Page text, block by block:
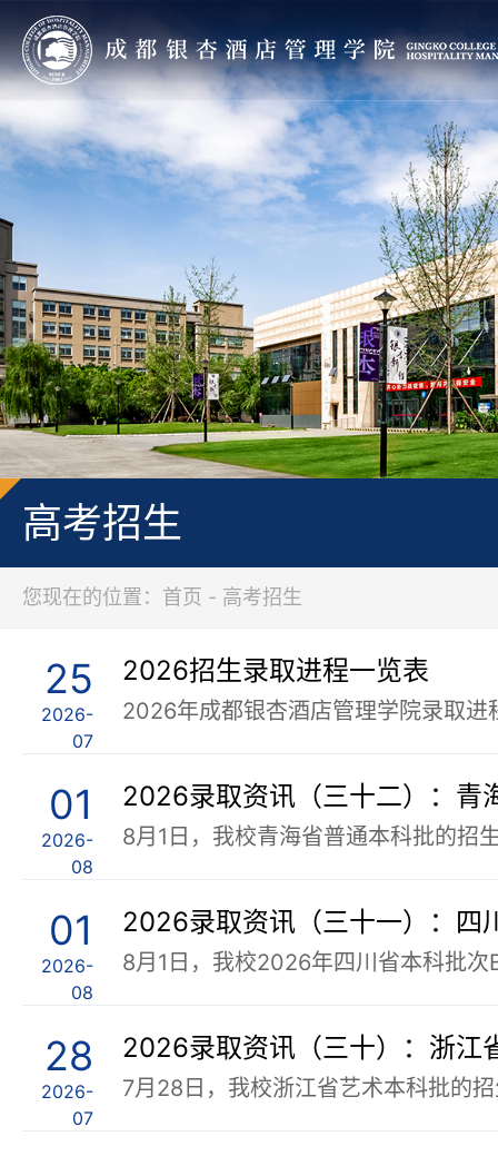
高考招生
您现在的位置：首页 - 高考招生
25
2026-
07
2026招生录取进程一览表
01
2026-
08
2026录取资讯（三十二）：青
01
2026-
08
2026录取资讯（三十一）：四
28
2026-
07
2026录取资讯（三十）：浙江